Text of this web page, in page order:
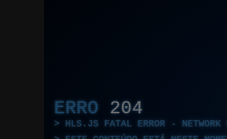
ERRO 204
HLS.JS FATAL ERROR - NETWORK